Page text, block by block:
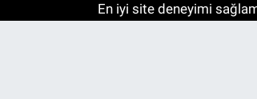
En iyi site deneyimi